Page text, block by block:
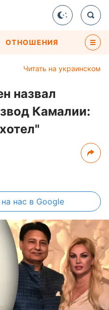
ОТНОШЕНИЯ
Читать на украинском
назвал
Камалии:
на нас в Google